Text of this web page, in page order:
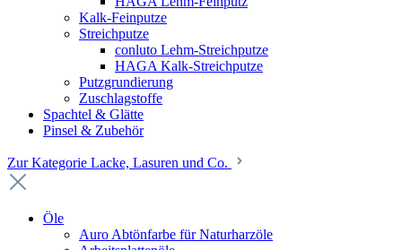
Kalk-Feinputze
Streichputze
conluto Lehm-Streichputze
HAGA Kalk-Streichputze
Putzgrundierung
Zuschlagstoffe
Spachtel & Glätte
Pinsel & Zubehör
Zur Kategorie Lacke, Lasuren und Co.
Öle
Auro Abtönfarbe für Naturharzöle